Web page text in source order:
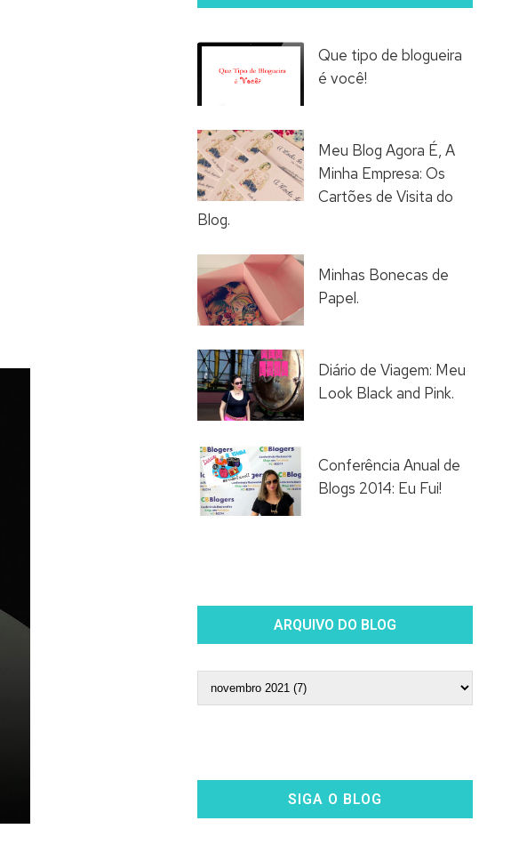
Que tipo de blogueira
é você!
Meu Blog Agora É, A
Minha Empresa: Os
Cartões de Visita do
Blog.
Minhas Bonecas de
Papel.
Diário de Viagem: Meu
Look Black and Pink.
Conferência Anual de
Blogs 2014: Eu Fui!
ARQUIVO DO BLOG
SIGA O BLOG